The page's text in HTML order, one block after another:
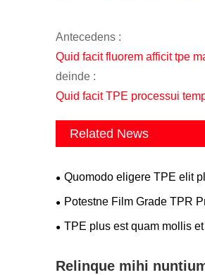
Antecedens :
Quid facit fluorem afficit tpe
deinde :
Quid facit TPE processui
Related News
Quomodo eligere TPE elit
Potestne Film Grade TPR
Elastica Recuperatio Opus
TPE plus est quam mollis
Relinque mihi